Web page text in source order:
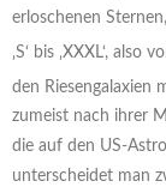
erloschenen
‚S‘ bis ‚XXXL‘,
den Riesengalaxien
zumeist nach ihrer
die auf den US-
unterscheidet man